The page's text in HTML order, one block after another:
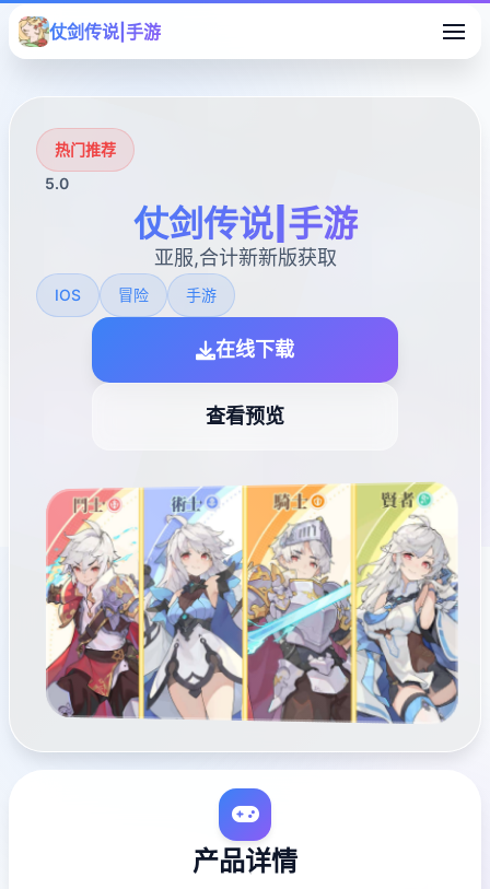
仗剑传说|手游
热门推荐
5.0
仗剑传说|手游
亚服,合计新新版获取
IOS 冒险 手游
在线下载
查看预览
产品详情